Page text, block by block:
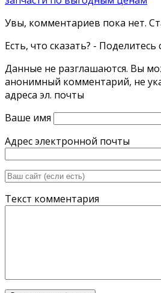
Увы, комментариев пока нет.
Есть, что сказать? -
Данные не разглашаются. Вы
анонимный комментарий, не
адреса эл. почты
Ваше имя
Адрес электронной почты
Текст комментария